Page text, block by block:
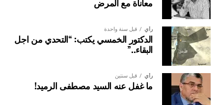
رأي قبل سنة واحدة
الدكتور الخمسي يكتب: “التحدي من اجل
البقاء..”
رأي قبل سنتين
ما غفل عنه السيد مصطفى الرميد!